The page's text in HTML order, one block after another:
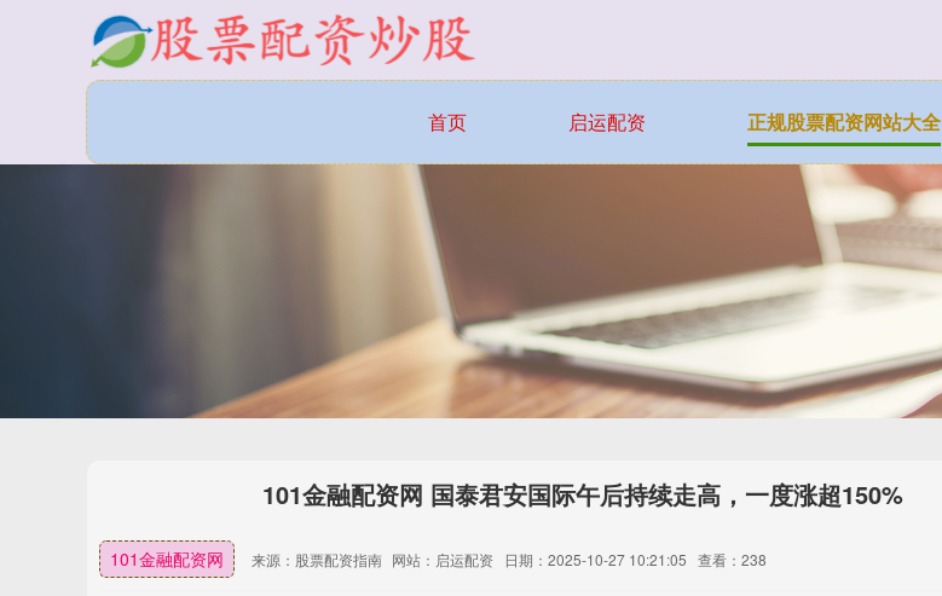
首页 启运配资 正规股票配资网站大全
101金融配资网 国泰君安国际午后持续走高，一度涨超150%
101金融配资网 来源：股票配资指南 网站：启运配资 日期：2025-10-27 10:21:05 查看：238